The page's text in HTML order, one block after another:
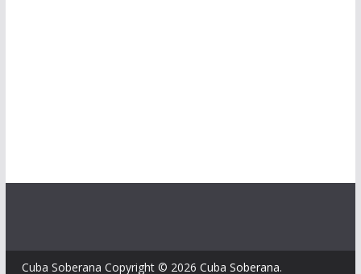
Cuba Soberana Copyright © 2026 Cuba Soberana.